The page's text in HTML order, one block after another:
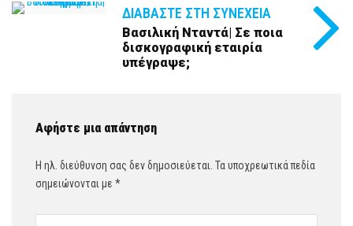
ΔΙΑΒΆΣΤΕ ΣΤΗ ΣΥΝΈΧΕΙΑ
Βασιλική Νταντά| Σε ποια
δισκογραφική εταιρία
υπέγραψε;
Αφήστε μια απάντηση
Η ηλ. διεύθυνση σας δεν δημοσιεύεται. Τα υποχρεωτικά πεδία
σημειώνονται με *